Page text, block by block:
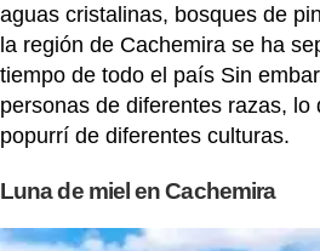
aguas cristalinas, bosques de
la región de Cachemira se ha
tiempo de todo el país Sin
personas de diferentes razas, lo
popurrí de diferentes culturas.
Luna de miel en Cachemira